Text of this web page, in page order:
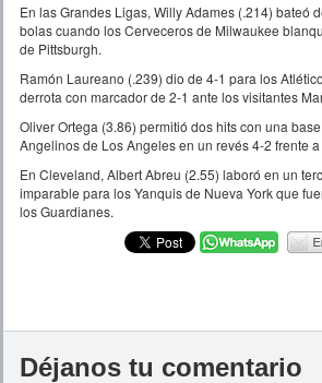
En las Grandes Ligas, Willy Adames (.214) bateó
bolas cuando los Cerveceros de Milwaukee
de Pittsburgh.
Ramón Laureano (.239) dio de 4-1 para los
derrota con marcador de 2-1 ante los visitantes
Oliver Ortega (3.86) permitió dos hits con una
Angelinos de Los Angeles en un revés 4-2 frente
En Cleveland, Albert Abreu (2.55) laboró en un
imparable para los Yanquis de Nueva York que
los Guardianes.
Déjanos tu comentario